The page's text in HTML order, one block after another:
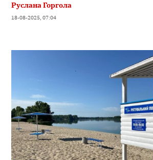
Руслана Горгола
18-08-2025, 07:04